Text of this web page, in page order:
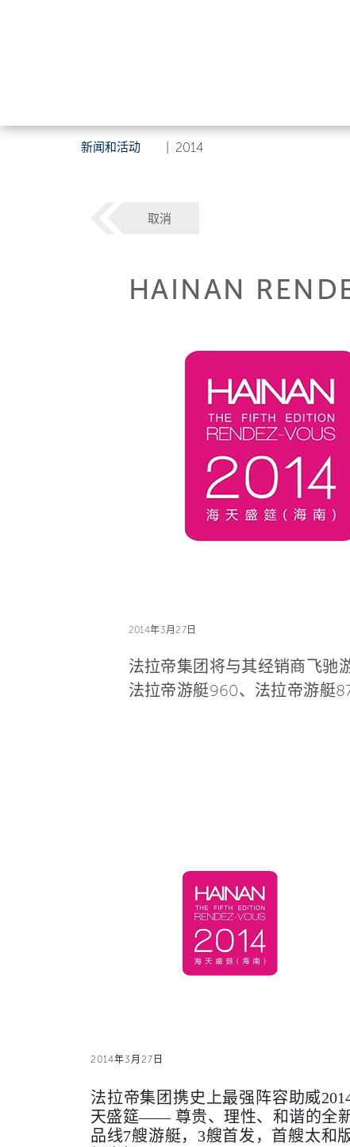
新闻和活动 2014
取消
HAINAN
2014年3月27日
法拉帝集团将与其经销商飞驰
法拉帝游艇960、法拉帝游艇
2014年3月27日
法拉帝集团携史上最强阵容助威
天盛筵—— 尊贵、理性、和谐的全
品线7艘游艇，3艘首发，首艘太和